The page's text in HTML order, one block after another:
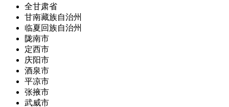
全甘肃省
甘南藏族自治州
临夏回族自治州
陇南市
定西市
庆阳市
酒泉市
平凉市
张掖市
武威市